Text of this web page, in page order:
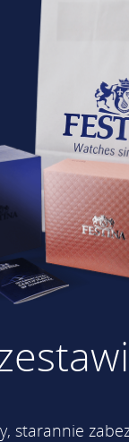
starannie